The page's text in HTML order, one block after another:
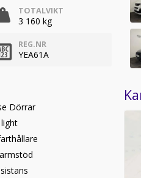
TOTALVIKT
3 160 kg
REG.NR
YEA61A
Dörrar